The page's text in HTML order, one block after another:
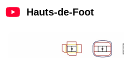
Hauts-de-Foot